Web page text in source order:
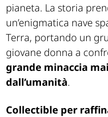
pianeta. La storia
un’enigmatica nave
Terra, portando un
giovane donna a
grande minaccia
dall’umanità.
Collectible per